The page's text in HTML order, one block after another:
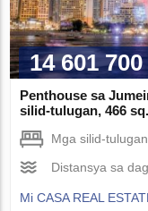
14 601
Penthouse sa
silid-tulugan, 466
Mga silid-
Distansya sa
Mi CASA REAL